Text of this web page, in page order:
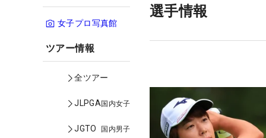
女子プロ写真館
ツアー情報
全ツアー
JLPGA国内女子
JGTO 国内男子
選手情報